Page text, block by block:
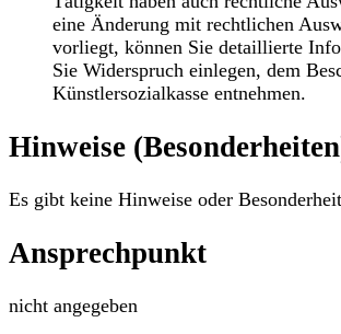
eine Änderung mit rechtlichen
vorliegt, können Sie detaillierte
Sie Widerspruch einlegen, dem
Künstlersozialkasse entnehmen.
Hinweise
Es gibt keine Hinweise oder
Ansprechpunkt
nicht angegeben